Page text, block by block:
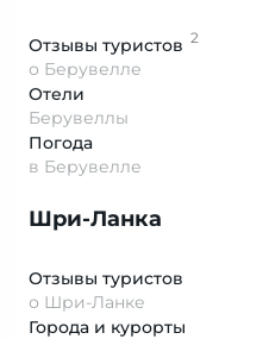
Отзывы туристов 2
о Берувелле
Отели
Берувеллы
Погода
в Берувелле
Шри-Ланка
Отзывы туристов
о Шри-Ланке
Города и курорты